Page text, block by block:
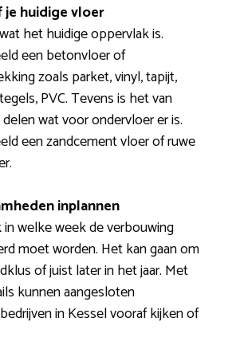
je huidige vloer
het huidige oppervlak is.
een betonvloer of
zoals parket, vinyl, tapijt,
PVC. Tevens is het van
wat voor ondervloer er is.
een zandcement vloer of ruwe
inplannen
welke week de verbouwing
moet worden. Het kan gaan om
of juist later in het jaar. Met
kunnen aangesloten
in Kessel vooraf kijken of